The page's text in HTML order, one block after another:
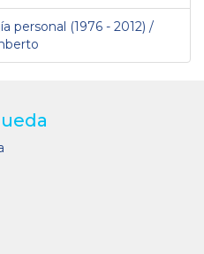
personal (1976 - 2012) /